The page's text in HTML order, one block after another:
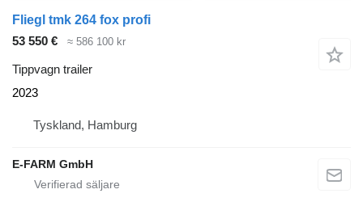
Fliegl tmk 264 fox profi
53 550 €
≈ 586 100 kr
Tippvagn trailer
2023
Tyskland, Hamburg
E-FARM GmbH